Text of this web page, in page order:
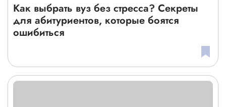
Как выбрать вуз без стресса? Секреты
для абитуриентов, которые боятся
ошибиться